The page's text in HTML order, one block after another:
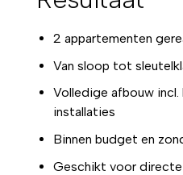
2 appartementen
Van sloop tot
Volledige afbouw incl.
installaties
Binnen budget en
Geschikt voor directe